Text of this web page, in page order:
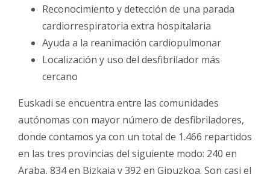
Reconocimiento y detección de una parada
cardiorrespiratoria extra hospitalaria
Ayuda a la reanimación cardiopulmonar
Localización y uso del desfibrilador más
cercano
Euskadi se encuentra entre las comunidades
autónomas con mayor número de desfibriladores,
donde contamos ya con un total de 1.466 repartidos
en las tres provincias del siguiente modo: 240 en
Araba, 834 en Bizkaia y 392 en Gipuzkoa. Son casi el